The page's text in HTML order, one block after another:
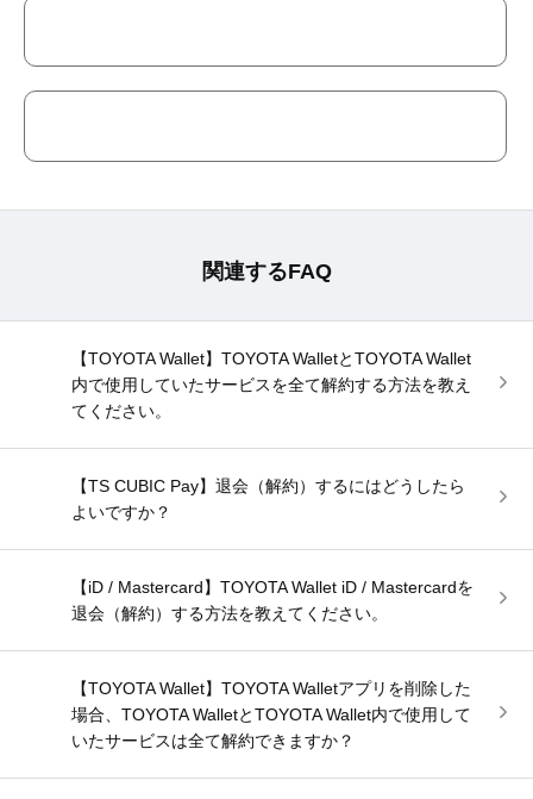
関連するFAQ
【TOYOTA Wallet】TOYOTA WalletとTOYOTA Wallet
内で使用していたサービスを全て解約する方法を教え
てください。
【TS CUBIC Pay】退会（解約）するにはどうしたら
よいですか？
【iD / Mastercard】TOYOTA Wallet iD / Mastercardを
退会（解約）する方法を教えてください。
【TOYOTA Wallet】TOYOTA Walletアプリを削除した
場合、TOYOTA WalletとTOYOTA Wallet内で使用して
いたサービスは全て解約できますか？